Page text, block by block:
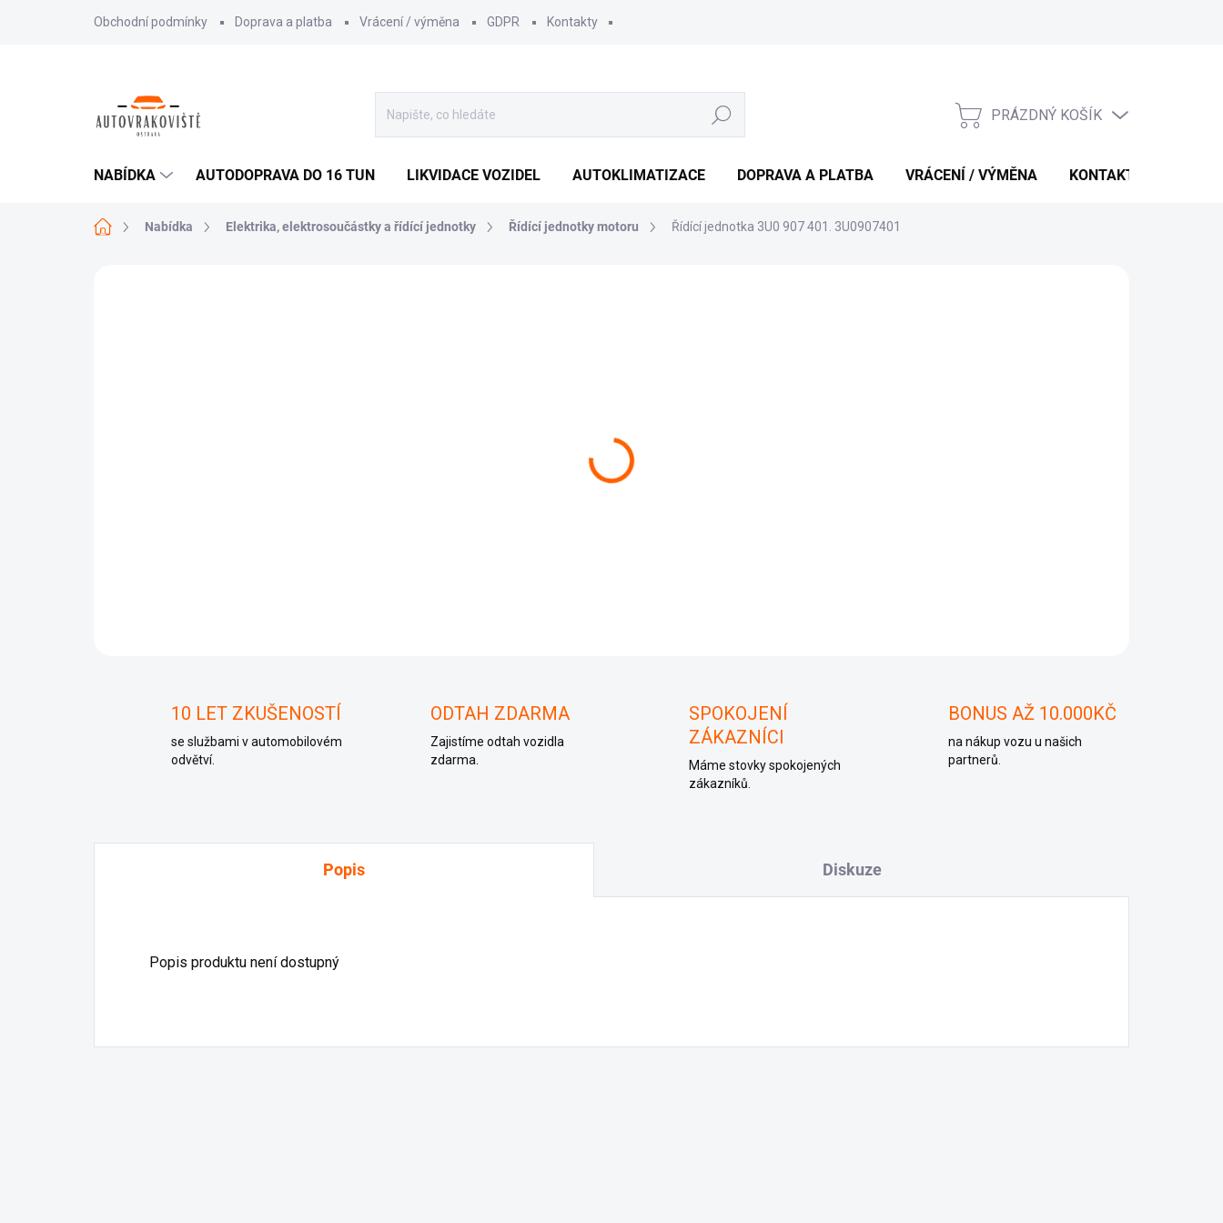
Obchodní podmínky Doprava a platba Vrácení / výměna GDPR Kontakty
Hledat
NÁKUPNÍ
PRÁZDNÝ KOŠÍK
NABÍDKA AUTODOPRAVA DO 16 TUN LIKVIDACE VOZIDEL AUTOKLIMATIZACE DOPRAVA A PLATBA VRÁCENÍ / VÝMĚNA KONTAKTY
Domů Nabídka Elektrika, elektrosoučástky a řídící jednotky Řídící jednotky motoru Řídící jednotka 3U0 907 401. 3U0907401
10 LET ZKUŠENOSTÍ
se službami v automobilovém
odvětví.
ODTAH ZDARMA
Zajistíme odtah vozidla
zdarma.
SPOKOJENÍ
ZÁKAZNÍCI
Máme stovky spokojených
zákazníků.
BONUS AŽ 10.000KČ
na nákup vozu u našich
partnerů.
Popis Diskuze
Popis produktu není dostupný